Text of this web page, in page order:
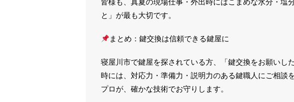
と」が最も大切です。
まとめ：鍵交換は信頼できる鍵屋に
寝屋川市で鍵屋を探されている方、「鍵交換をお願いし
時には、対応力・準備力・説明力のある鍵職人にご相談
プロが、確かな技術でお守りします。